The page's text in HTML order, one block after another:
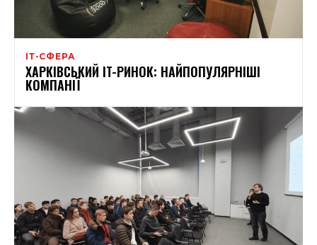
ІТ-СФЕРА
ХАРКІВСЬКИЙ IT-РИНОК: НАЙПОПУЛЯРНІШІ
КОМПАНІЇ